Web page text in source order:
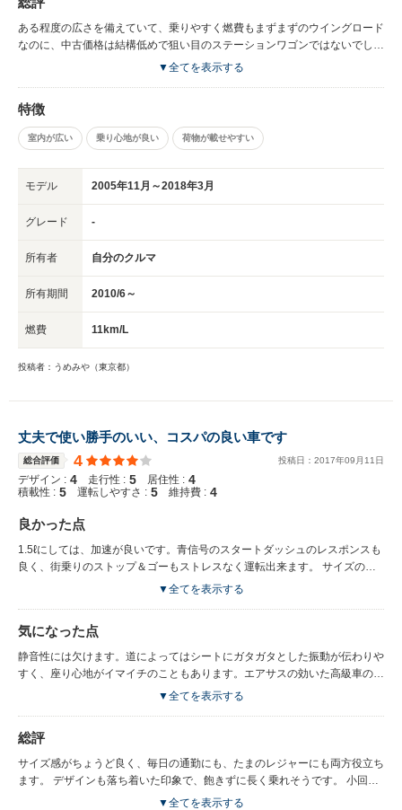
スがないところも使い勝手が悪いです。携帯とかを置ける場所があれば良か
ったと思います。
ある程度の広さを備えていて、乗りやすく燃費もまずまずのウイングロード
なのに、中古価格は結構低めで狙い目のステーションワゴンではないでしょ
うか？あまりデザインは良いとは思えないですが、そこ以外は満足できる車
▼全てを表示する
特徴
室内が広い 乗り心地が良い 荷物が載せやすい
モデル 2005年11月～2018年3月
グレード -
所有者 自分のクルマ
所有期間 2010/6～
燃費 11km/L
投稿者：うめみや（東京都）
丈夫で使い勝手のいい、コスパの良い車です
総合評価 4 投稿日： 2017年09 月 11 日
デザイン : 4 走行性 : 5 居住性 : 4
積載性 : 5 運転しやすさ : 5 維持費 : 4
良かった点
1.5ℓにしては、加速が良いです。青信号のスタートダッシュのレスポンスも
良く、街乗りのストップ＆ゴーもストレスなく運転出来ます。 サイズの割
に計量なので、走りも軽快です。 CVTであることを実感でき、さすが「走
また助手席シートが手前に倒れるので、スキー板等の長い荷物も楽勝で入り
ます。 ハッチはベンチ状になり、コップ置きもあるので、アウトドア時の
休憩にも重宝しています。 ハッチ等、荷物置きスペースは耐水加工になっ
しいです。 現在車齢11年、走行距離8万程度ですが、特に故障もなく快適に
乗っています。
▼全てを表示する
気になった点
静音性には欠けます。道によってはシートにガタガタとした振動が伝わりや
すく、座り心地がイマイチのこともあります。エアサスの効いた高級車の乗
り心地には届きません。 後付けでドライブレコーダーを付けましたが、ダ
置しています。
▼全てを表示する
総評
サイズ感がちょうど良く、毎日の通勤にも、たまのレジャーにも両方役立ち
ます。 デザインも落ち着いた印象で、飽きずに長く乗れそうです。 小回り
も利き、運転もしやすいです。 本当に買って良かったと思っています。
▼全てを表示する